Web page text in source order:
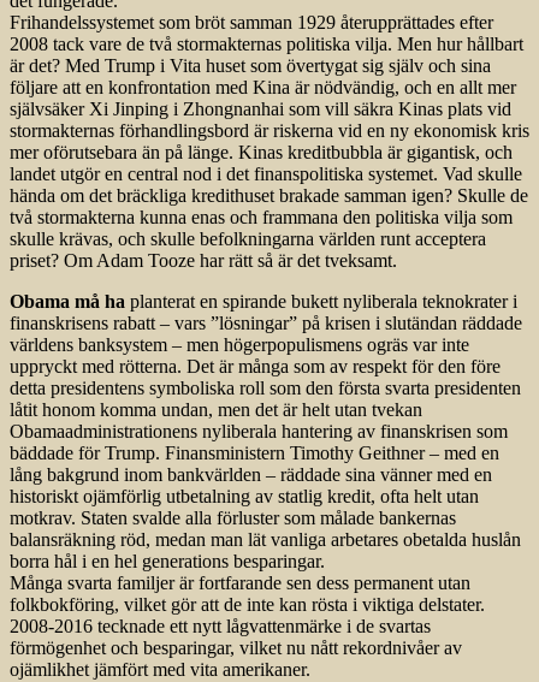
Frihandelssystemet som bröt samman 1929 återupprättades efter
2008 tack vare de två stormakternas politiska vilja. Men hur hållbart
är det? Med Trump i Vita huset som övertygat sig själv och sina
följare att en konfrontation med Kina är nödvändig, och en allt mer
självsäker Xi Jinping i Zhongnanhai som vill säkra Kinas plats vid
stormakternas förhandlingsbord är riskerna vid en ny ekonomisk kris
mer oförutsebara än på länge. Kinas kreditbubbla är gigantisk, och
landet utgör en central nod i det finanspolitiska systemet. Vad skulle
hända om det bräckliga kredithuset brakade samman igen? Skulle de
två stormakterna kunna enas och frammana den politiska vilja som
skulle krävas, och skulle befolkningarna världen runt acceptera
priset? Om Adam Tooze har rätt så är det tveksamt.
Obama må ha planterat en spirande bukett nyliberala teknokrater i
finanskrisens rabatt – vars ”lösningar” på krisen i slutändan räddade
världens banksystem – men högerpopulismens ogräs var inte
uppryckt med rötterna. Det är många som av respekt för den före
detta presidentens symboliska roll som den första svarta presidenten
låtit honom komma undan, men det är helt utan tvekan
Obamaadministrationens nyliberala hantering av finanskrisen som
bäddade för Trump. Finansministern Timothy Geithner – med en
lång bakgrund inom bankvärlden – räddade sina vänner med en
historiskt ojämförlig utbetalning av statlig kredit, ofta helt utan
motkrav. Staten svalde alla förluster som målade bankernas
balansräkning röd, medan man lät vanliga arbetares obetalda huslån
borra hål i en hel generations besparingar.
Många svarta familjer är fortfarande sen dess permanent utan
folkbokföring, vilket gör att de inte kan rösta i viktiga delstater.
2008-2016 tecknade ett nytt lågvattenmärke i de svartas
förmögenhet och besparingar, vilket nu nått rekordnivåer av
ojämlikhet jämfört med vita amerikaner.